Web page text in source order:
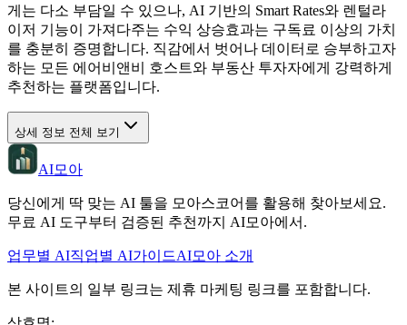
게는 다소 부담일 수 있으나, AI 기반의 Smart Rates와 렌털라
이저 기능이 가져다주는 수익 상승효과는 구독료 이상의 가치
를 충분히 증명합니다. 직감에서 벗어나 데이터로 승부하고자
하는 모든 에어비앤비 호스트와 부동산 투자자에게 강력하게
추천하는 플랫폼입니다.
상세 정보 전체 보기
AI모아
당신에게 딱 맞는 AI 툴을 모아스코어를 활용해 찾아보세요.
무료 AI 도구부터 검증된 추천까지 AI모아에서.
업무별 AI직업별 AI가이드AI모아 소개
본 사이트의 일부 링크는 제휴 마케팅 링크를 포함합니다.